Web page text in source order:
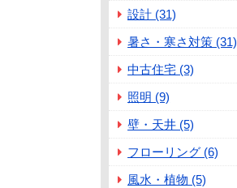
設計 (31)
暑さ・寒さ対策 (31)
中古住宅 (3)
照明 (9)
壁・天井 (5)
フローリング (6)
風水・植物 (5)